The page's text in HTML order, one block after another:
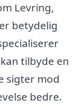
Levring,
betydelig
tilbyde en
sigter mod
bedre.